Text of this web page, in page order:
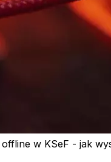
w KSeF - jak